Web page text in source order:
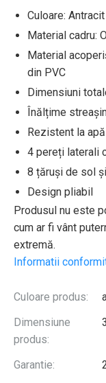
Culoare: Antracit
Material cadru:
Material
din PVC
Dimensiuni
Înălțime
Rezistent la
4 pereți laterali
8 țăruși de sol
Design pliabil
Produsul nu este
cum ar fi vânt
extremă.
Informatii
Culoare produs:
Dimensiune
produs:
Garantie: